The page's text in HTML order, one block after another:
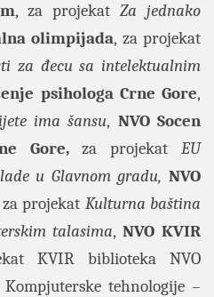
, za projekat Za jednako
olimpijada, za projekat
za đecu sa intelektualnim
psihologa Crne Gore,
ima šansu, NVO Socen
Gore,za projekat EU
u Glavnom gradu, NVO
za projekat Kulturna baština
talasima,NVO KVIR
KVIR biblioteka NVO
tehnologije –